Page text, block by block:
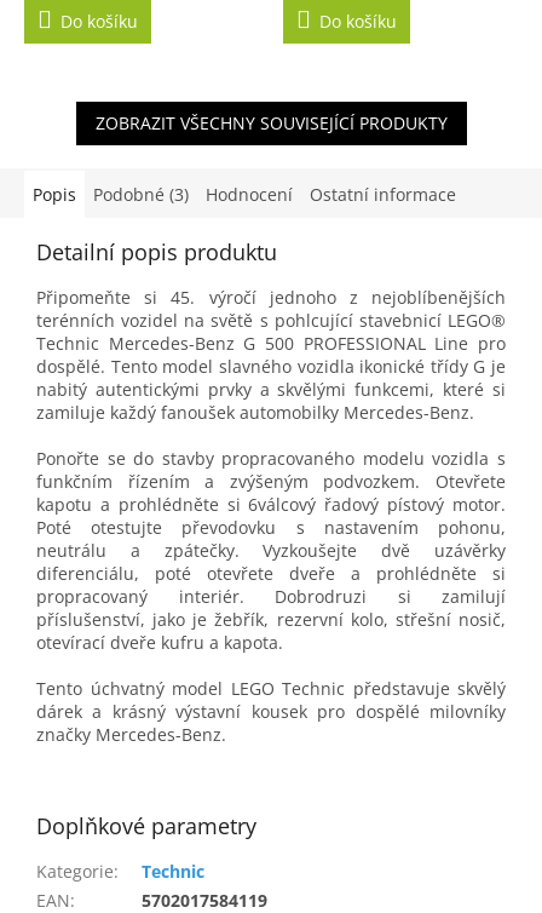
Do košíku Do košíku
ZOBRAZIT VŠECHNY SOUVISEJÍCÍ PRODUKTY
Popis Podobné (3) Hodnocení Ostatní informace
Detailní popis produktu
Připomeňte si 45. výročí jednoho z nejoblíbenějších
terénních vozidel na světě s pohlcující stavebnicí LEGO®
Technic Mercedes-Benz G 500 PROFESSIONAL Line pro
dospělé. Tento model slavného vozidla ikonické třídy G je
nabitý autentickými prvky a skvělými funkcemi, které si
zamiluje každý fanoušek automobilky Mercedes-Benz.
Ponořte se do stavby propracovaného modelu vozidla s
funkčním řízením a zvýšeným podvozkem. Otevřete
kapotu a prohlédněte si 6válcový řadový pístový motor.
Poté otestujte převodovku s nastavením pohonu,
neutrálu a zpátečky. Vyzkoušejte dvě uzávěrky
diferenciálu, poté otevřete dveře a prohlédněte si
propracovaný interiér. Dobrodruzi si zamilují
příslušenství, jako je žebřík, rezervní kolo, střešní nosič,
otevírací dveře kufru a kapota.
Tento úchvatný model LEGO Technic představuje skvělý
dárek a krásný výstavní kousek pro dospělé milovníky
značky Mercedes-Benz.
Doplňkové parametry
Kategorie:
Technic
EAN:
5702017584119